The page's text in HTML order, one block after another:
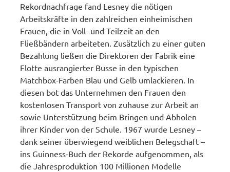
Rekordnachfrage fand Lesney die nötigen
Arbeitskräfte in den zahlreichen einheimischen
Frauen, die in Voll- und Teilzeit an den
Fließbändern arbeiteten. Zusätzlich zu einer guten
Bezahlung ließen die Direktoren der Fabrik eine
Flotte ausrangierter Busse in den typischen
Matchbox-Farben Blau und Gelb umlackieren. In
diesen bot das Unternehmen den Frauen den
kostenlosen Transport von zuhause zur Arbeit an
sowie Unterstützung beim Bringen und Abholen
ihrer Kinder von der Schule. 1967 wurde Lesney –
dank seiner überwiegend weiblichen Belegschaft –
ins Guinness-Buch der Rekorde aufgenommen, als
die Jahresproduktion 100 Millionen Modelle